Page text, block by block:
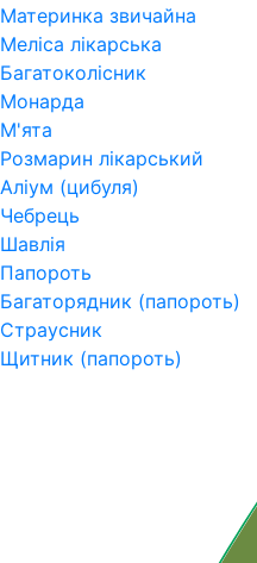
Материнка звичайна
Меліса лікарська
Багатоколісник
Монарда
М'ята
Розмарин лікарський
Аліум (цибуля)
Чебрець
Шавлія
Папороть
Багаторядник (папороть)
Страусник
Щитник (папороть)